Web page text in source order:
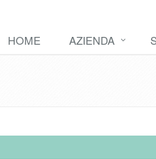
HOME AZIENDA